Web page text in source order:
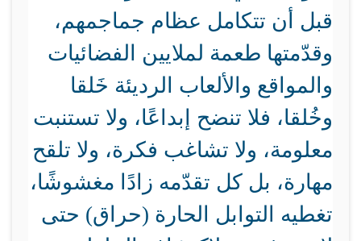
قبل أن تتكامل عظام جماجمهم،
وقدّمتها طعمة لملايين الفضائيات
والمواقع والألعاب الرديئة خَلقا
وخُلقا، فلا تنضح إبداعًا، ولا تستنبت
معلومة، ولا تشاغب فكرة، ولا تلقح
مهارة، بل كل تقدّمه زادًا مغشوشًا،
تغطيه التوابل الحارة (حراق) حتى